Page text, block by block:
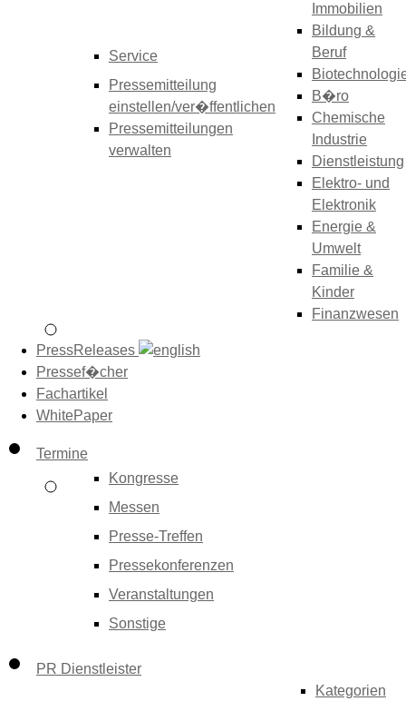
Service
Pressemitteilung
einstellen/ver�ffentlichen
Pressemitteilungen
verwalten
Immobilien
Bildung &
Beruf
B�ro
Chemische
Industrie
Dienstleistung
Elektro- und
Elektronik
Energie &
Umwelt
Familie &
Kinder
Finanzwesen
PressReleases
Pressef�cher
Fachartikel
WhitePaper
Termine
Kongresse
Messen
Presse-Treffen
Pressekonferenzen
Veranstaltungen
Sonstige
PR Dienstleister
Kategorien